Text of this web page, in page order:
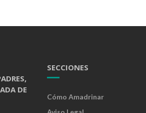
DE
SECCIONES
Cómo Amadrinar